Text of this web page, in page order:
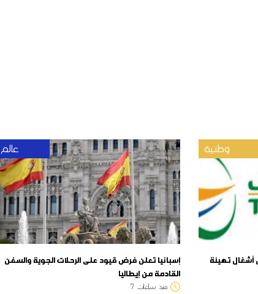
عالم
إسبانيا تعلن فرض قيود على الرحلات الجوية والسفن
القادمة من إيطاليا
منذ ساعات 7
وطنية
أشغال تهيئة